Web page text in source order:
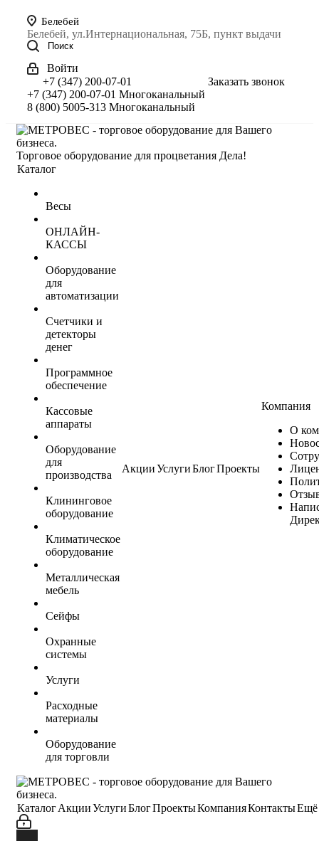
Белебей
Белебей, ул.Интернациональная, 75Б, пункт выдачи
Поиск
Войти
+7 (347) 200-07-01
+7 (347) 200-07-01 Многоканальный
8 (800) 5005-313 Многоканальный
Заказать звонок
Торговое оборудование для процветания Дела!
Каталог
Весы
ОНЛАЙН-
КАССЫ
Оборудование
для
автоматизации
Счетчики и
детекторы
денег
Программное
обеспечение
Кассовые
аппараты
Оборудование
для
производства
Клининговое
оборудование
Климатическое
оборудование
Металлическая
мебель
Сейфы
Охранные
системы
Услуги
Расходные
материалы
Оборудование
для торговли
АкцииУслугиБлогПроекты
Компания
О
КаталогАкцииУслугиБлогПроектыКомпанияКонтактыЕщё